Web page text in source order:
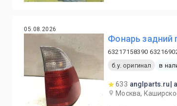
05.08.2026
Фонарь задний
63217158390
б.у. оригинал
в
633 anglparts.ru|
Москва,